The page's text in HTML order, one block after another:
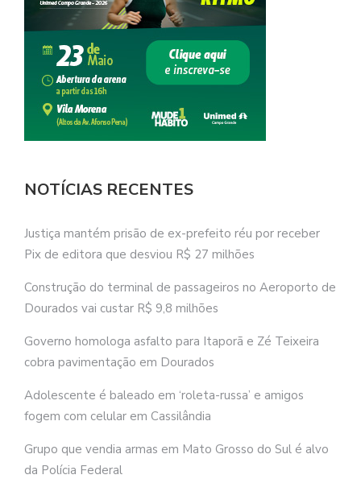
NOTÍCIAS RECENTES
Justiça mantém prisão de ex-prefeito réu por receber
Pix de editora que desviou R$ 27 milhões
Construção do terminal de passageiros no Aeroporto de
Dourados vai custar R$ 9,8 milhões
Governo homologa asfalto para Itaporã e Zé Teixeira
cobra pavimentação em Dourados
Adolescente é baleado em ‘roleta-russa’ e amigos
fogem com celular em Cassilândia
Grupo que vendia armas em Mato Grosso do Sul é alvo
da Polícia Federal